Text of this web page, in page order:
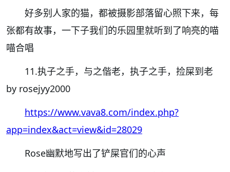
好多别人家的猫，都被摄影部落留心照下来，每
张都有故事，一下子我们的乐园里就听到了响亮的喵
喵合唱
11.执子之手，与之偕老，执子之手，捡屎到老
by rosejyy2000
https://www.vava8.com/index.php?
app=index&act=view&id=28029
Rose幽默地写出了铲屎官们的心声